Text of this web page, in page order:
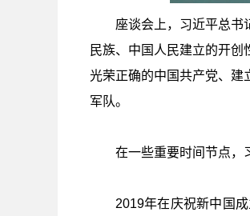
座谈会上，习近平总书
民族、中国人民建立的开
光荣正确的中国共产党、建
军队。
在一些重要时间节点，
2019年在庆祝新中国